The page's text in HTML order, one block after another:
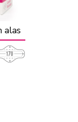
alas